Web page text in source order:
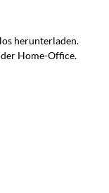
herunterladen.
Home-Office.